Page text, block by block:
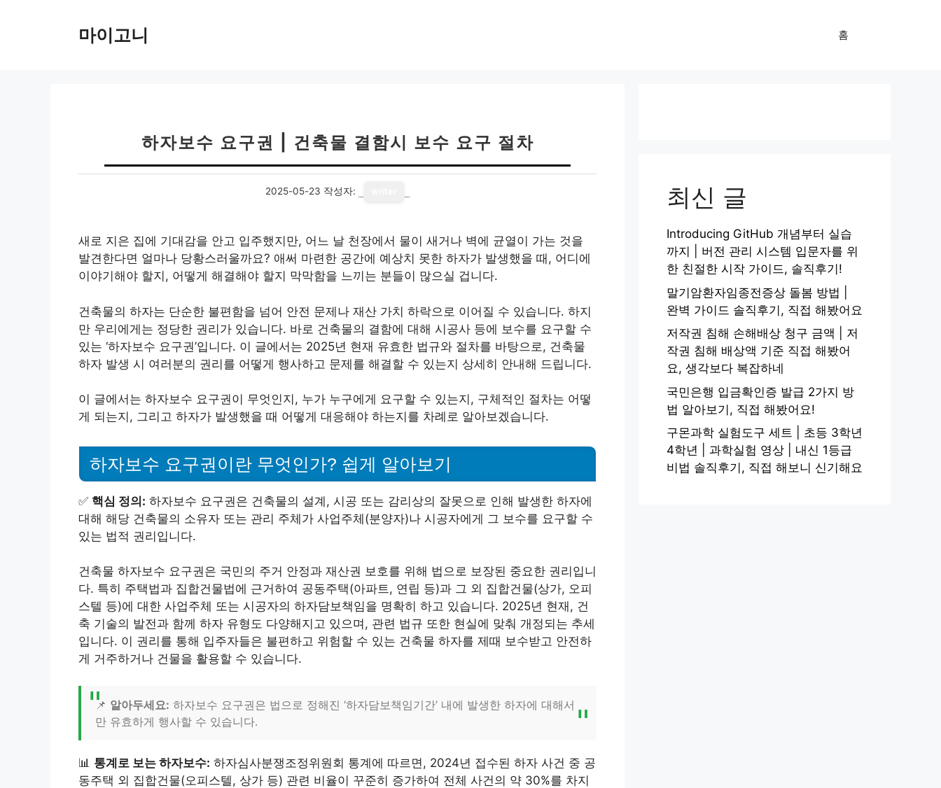
마이고니 홈
하자보수 요구권 | 건축물 결함시 보수 요구 절차
2025-05-23 작성자:
새로 지은 집에 기대감을 안고 입주했지만, 어느 날 천장에서 물이 새거나 벽에 균열이 가는 것을
발견한다면 얼마나 당황스러울까요? 애써 마련한 공간에 예상치 못한 하자가 발생했을 때, 어디에
이야기해야 할지, 어떻게 해결해야 할지 막막함을 느끼는 분들이 많으실 겁니다.
건축물의 하자는 단순한 불편함을 넘어 안전 문제나 재산 가치 하락으로 이어질 수 있습니다. 하지
만 우리에게는 정당한 권리가 있습니다. 바로 건축물의 결함에 대해 시공사 등에 보수를 요구할 수
있는 ‘하자보수 요구권’입니다. 이 글에서는 2025년 현재 유효한 법규와 절차를 바탕으로, 건축물
하자 발생 시 여러분의 권리를 어떻게 행사하고 문제를 해결할 수 있는지 상세히 안내해 드립니다.
이 글에서는 하자보수 요구권이 무엇인지, 누가 누구에게 요구할 수 있는지, 구체적인 절차는 어떻
게 되는지, 그리고 하자가 발생했을 때 어떻게 대응해야 하는지를 차례로 알아보겠습니다.
하자보수 요구권이란 무엇인가? 쉽게 알아보기
✅ 핵심 정의: 하자보수 요구권은 건축물의 설계, 시공 또는 감리상의 잘못으로 인해 발생한 하자에
대해 해당 건축물의 소유자 또는 관리 주체가 사업주체(분양자)나 시공자에게 그 보수를 요구할 수
있는 법적 권리입니다.
건축물 하자보수 요구권은 국민의 주거 안정과 재산권 보호를 위해 법으로 보장된 중요한 권리입니
다. 특히 주택법과 집합건물법에 근거하여 공동주택(아파트, 연립 등)과 그 외 집합건물(상가, 오피
스텔 등)에 대한 사업주체 또는 시공자의 하자담보책임을 명확히 하고 있습니다. 2025년 현재, 건
축 기술의 발전과 함께 하자 유형도 다양해지고 있으며, 관련 법규 또한 현실에 맞춰 개정되는 추세
입니다. 이 권리를 통해 입주자들은 불편하고 위험할 수 있는 건축물 하자를 제때 보수받고 안전하
게 거주하거나 건물을 활용할 수 있습니다.
📌 알아두세요: 하자보수 요구권은 법으로 정해진 ‘하자담보책임기간’ 내에 발생한 하자에 대해서
만 유효하게 행사할 수 있습니다.
📊 통계로 보는 하자보수: 하자심사분쟁조정위원회 통계에 따르면, 2024년 접수된 하자 사건 중 공
동주택 외 집합건물(오피스텔, 상가 등) 관련 비율이 꾸준히 증가하여 전체 사건의 약 30%를 차지
최신 글
Introducing GitHub 개념부터 실습
까지 | 버전 관리 시스템 입문자를 위
한 친절한 시작 가이드, 솔직후기!
말기암환자임종전증상 돌봄 방법 |
완벽 가이드 솔직후기, 직접 해봤어요
저작권 침해 손해배상 청구 금액 | 저
작권 침해 배상액 기준 직접 해봤어
요, 생각보다 복잡하네
국민은행 입금확인증 발급 2가지 방
법 알아보기, 직접 해봤어요!
구몬과학 실험도구 세트 | 초등 3학년
4학년 | 과학실험 영상 | 내신 1등급
비법 솔직후기, 직접 해보니 신기해요